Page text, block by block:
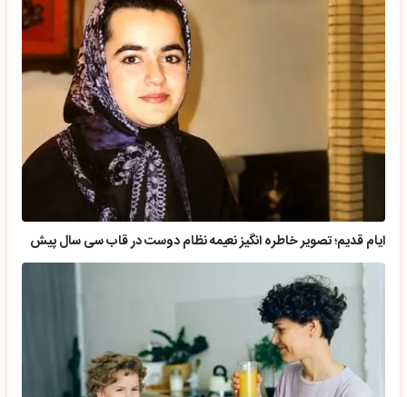
ایام قدیم؛ تصویر خاطره انگیز نعیمه نظام دوست در قاب سی سال پیش